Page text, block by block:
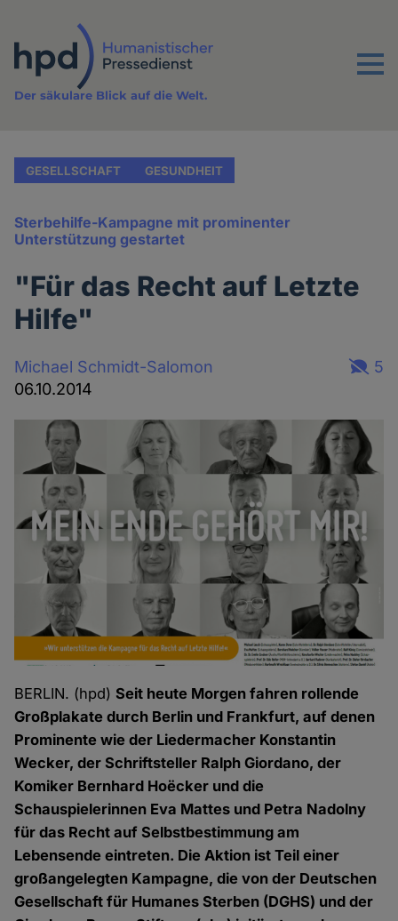
Inhalt
Menu
Der säkulare Blick auf die Welt.
GESELLSCHAFT GESUNDHEIT
Sterbehilfe-Kampagne mit prominenter
Unterstützung gestartet
"Für das Recht auf Letzte
Hilfe"
Michael Schmidt-Salomon
06.10.2014
5
BERLIN. (hpd)Seit heute Morgen fahren rollende
Großplakate durch Berlin und Frankfurt, auf denen
Prominente wie der Liedermacher Konstantin
Wecker, der Schriftsteller Ralph Giordano, der
Komiker Bernhard Hoëcker und die
Schauspielerinnen Eva Mattes und Petra Nadolny
für das Recht auf Selbstbestimmung am
Lebensende eintreten. Die Aktion ist Teil einer
großangelegten Kampagne, die von der Deutschen
Gesellschaft für Humanes Sterben (DGHS) und der